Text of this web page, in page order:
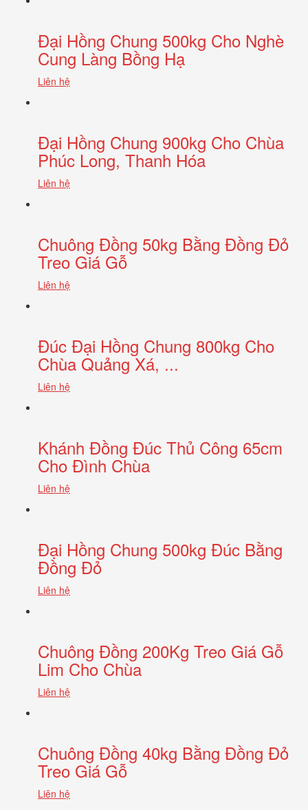
Đại Hồng Chung 500kg Cho Nghè
Cung Làng Bồng Hạ
Liên hệ
Đại Hồng Chung 900kg Cho Chùa
Phúc Long, Thanh Hóa
Liên hệ
Chuông Đồng 50kg Bằng Đồng Đỏ
Treo Giá Gỗ
Liên hệ
Đúc Đại Hồng Chung 800kg Cho
Chùa Quảng Xá, ...
Liên hệ
Khánh Đồng Đúc Thủ Công 65cm
Cho Đình Chùa
Liên hệ
Đại Hồng Chung 500kg Đúc Bằng
Đồng Đỏ
Liên hệ
Chuông Đồng 200Kg Treo Giá Gỗ
Lim Cho Chùa
Liên hệ
Chuông Đồng 40kg Bằng Đồng Đỏ
Treo Giá Gỗ
Liên hệ